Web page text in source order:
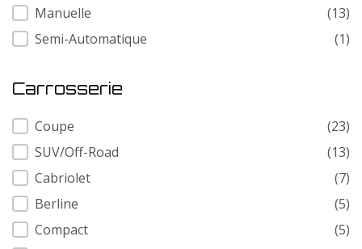
Manuelle
(13)
Semi-Automatique
(1)
Carrosserie
Carrosserie
Coupe
(23)
SUV/Off-Road
(13)
Cabriolet
(7)
Berline
(5)
Compact
(5)